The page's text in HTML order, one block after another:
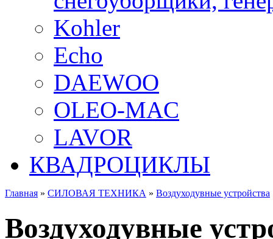
Kohler
Echo
DAEWOO
OLEO-MAC
LAVOR
КВАДРОЦИКЛЫ
Главная » СИЛОВАЯ ТЕХНИКА » Воздуходувные устройства
Воздуходувные